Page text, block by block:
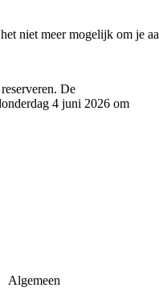
niet meer mogelijk om je
De
4 juni 2026 om
Algemeen